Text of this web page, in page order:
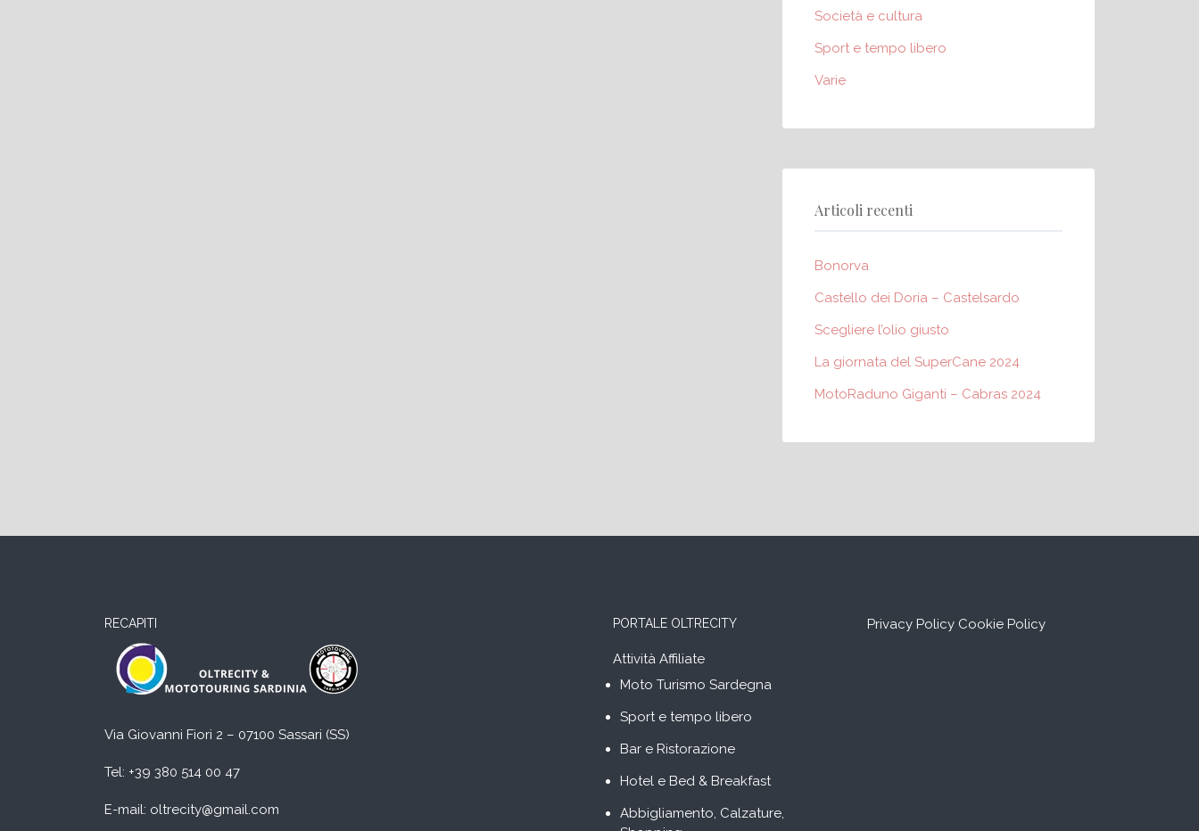
Società e cultura
Sport e tempo libero
Varie
Articoli recenti
Bonorva
Castello dei Doria – Castelsardo
Scegliere l’olio giusto
La giornata del SuperCane 2024
MotoRaduno Giganti – Cabras 2024
RECAPITI
Via Giovanni Fiori 2 – 07100 Sassari (SS)
Tel: +39 380 514 00 47
E-mail: oltrecity@gmail.com
PORTALE OLTRECITY
Attività Affiliate
Moto Turismo Sardegna
Sport e tempo libero
Bar e Ristorazione
Hotel e Bed & Breakfast
Abbigliamento, Calzature,
Privacy Policy Cookie Policy